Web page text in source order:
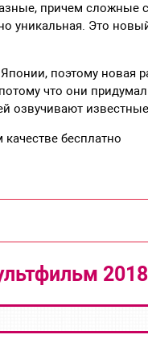
причем сложные
уникальная. Это
поэтому новая
что они
озвучивают
бесплатно